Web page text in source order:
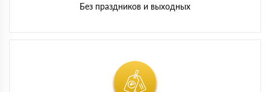
Без праздников и выходных